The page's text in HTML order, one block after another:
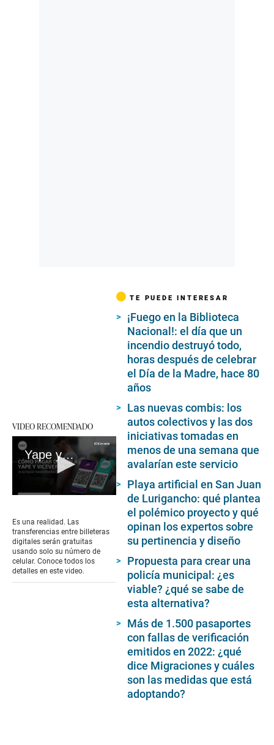
VIDEO RECOMENDADO
Yape y Plin: ¿desde cuándo se podrán hacer transferencias entre ambas billeteras?
of
1
minute,
59
seconds
Es una realidad. Las
transferencias entre billeteras
digitales serán gratuitas
usando solo su número de
celular. Conoce todos los
detalles en este video.
TE PUEDE INTERESAR
¡Fuego en la Biblioteca
Nacional!: el día que un
incendio destruyó todo,
horas después de celebrar
el Día de la Madre, hace 80
años
Las nuevas combis: los
autos colectivos y las dos
iniciativas tomadas en
menos de una semana que
avalarían este servicio
Playa artificial en San Juan
de Lurigancho: qué plantea
el polémico proyecto y qué
opinan los expertos sobre
su pertinencia y diseño
Propuesta para crear una
policía municipal: ¿es
viable? ¿qué se sabe de
esta alternativa?
Más de 1.500 pasaportes
con fallas de verificación
emitidos en 2022: ¿qué
dice Migraciones y cuáles
son las medidas que está
adoptando?